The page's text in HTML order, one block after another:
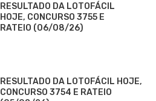
RESULTADO DA LOTOFÁCIL
HOJE, CONCURSO 3755 E
RATEIO (06/08/26)
RESULTADO DA LOTOFÁCIL HOJE,
CONCURSO 3754 E RATEIO